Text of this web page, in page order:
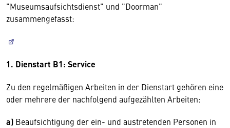
"Museumsaufsichtsdienst" und "Doorman"
zusammengefasst:
1. Dienstart B1: Service
Zu den regelmäßigen Arbeiten in der Dienstart gehören eine
oder mehrere der nachfolgend aufgezählten Arbeiten:
a) Beaufsichtigung der ein- und austretenden Personen in